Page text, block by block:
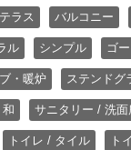
テラス バルコニー
ル シンプル ゴ
・暖炉 ステンドグ
サニタリー / 洗
トイレ / タイル ト